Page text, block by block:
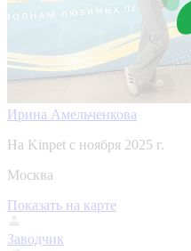
Ирина Амельченкова
На Kinpet c ноября 2025 г.
Москва
Показать на карте
Заводчик